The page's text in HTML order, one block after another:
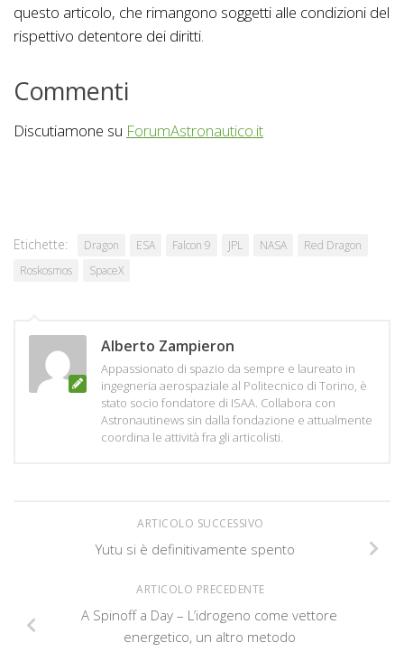
questo articolo, che rimangono soggetti alle condizioni del
rispettivo detentore dei diritti.
Commenti
Discutiamone su ForumAstronautico.it
Etichette: Dragon ESA Falcon 9 JPL NASA
Red Dragon
Roskosmos
SpaceX
Alberto Zampieron
Appassionato di spazio da sempre e laureato in
ingegneria aerospaziale al Politecnico di Torino, è
stato socio fondatore di ISAA. Collabora con
Astronautinews sin dalla fondazione e attualmente
coordina le attività fra gli articolisti.
ARTICOLO SUCCESSIVO
Yutu si è definitivamente spento
ARTICOLO PRECEDENTE
A Spinoff a Day – L’idrogeno come vettore
energetico, un altro metodo